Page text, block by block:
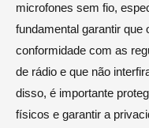
microfones sem fio,
fundamental garantir
conformidade com as
de rádio e que não
disso, é importante
físicos e garantir a